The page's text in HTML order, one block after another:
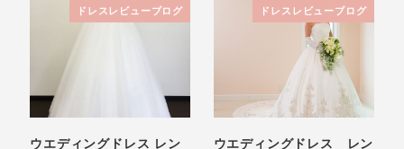
ドレスレビューブログ
ウエディングドレス レン
ドレスレビューブログ
ウエディングドレス レン